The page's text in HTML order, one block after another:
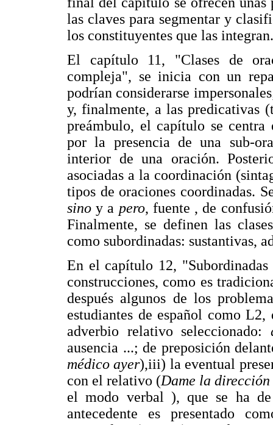
las claves para segmentar y
los constituyentes que las integran.
El capítulo 11, "Clases de
compleja", se inicia con un
podrían considerarse
y, finalmente, a las predicativas
preámbulo, el capítulo se centra
por la presencia de una sub-
interior de una oración.
asociadas a la coordinación
tipos de oraciones coordinadas.
sinoy a pero, fuente , de
Finalmente, se definen las
como subordinadas: sustantivas,
En el capítulo 12,
construcciones, como es
después algunos de los
estudiantes de español como
adverbio relativo seleccionado:
ausencia ...; de preposición
médico ayer),iii) la eventual
con el relativo (Dame la
el modo verbal ), que se ha
antecedente es presentado